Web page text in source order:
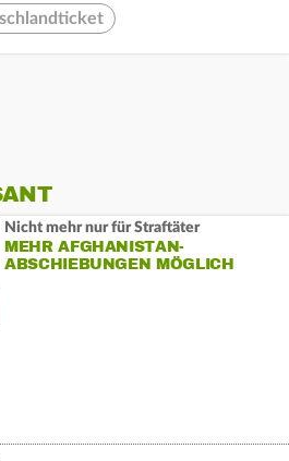
Nicht mehr nur für Straftäter
MEHR AFGHANISTAN-
ABSCHIEBUNGEN MÖGLICH